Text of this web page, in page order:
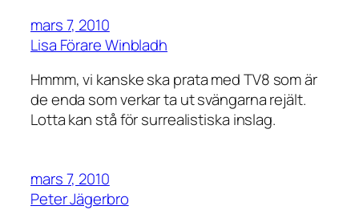
mars 7, 2010
Lisa Förare Winbladh
Hmmm, vi kanske ska prata med TV8 som är
de enda som verkar ta ut svängarna rejält.
Lotta kan stå för surrealistiska inslag.
mars 7, 2010
Peter Jägerbro